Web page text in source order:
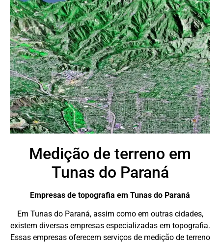
Medição de terreno em
Tunas do Paraná
Empresas de topografia em Tunas do Paraná
Em Tunas do Paraná, assim como em outras cidades,
existem diversas empresas especializadas em topografia.
Essas empresas oferecem serviços de medição de terreno